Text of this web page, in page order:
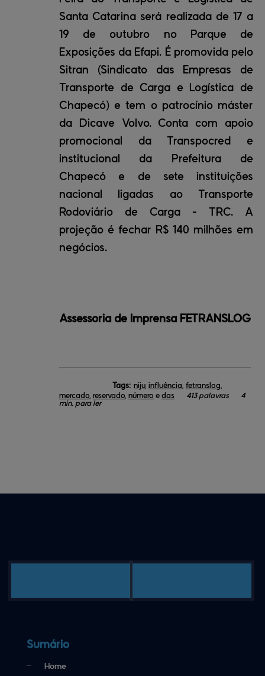
Santa Catarina será realizada de 17 a
19 de outubro no Parque de
Exposições da Efapi. É promovida pelo
Sitran (Sindicato das Empresas de
Transporte de Carga e Logística de
Chapecó) e tem o patrocínio máster
da Dicave Volvo. Conta com apoio
promocional da Transpocred e
institucional da Prefeitura de
Chapecó e de sete instituições
nacional ligadas ao Transporte
Rodoviário de Carga - TRC. A
projeção é fechar R$ 140 milhões em
negócios.
Assessoria de Imprensa FETRANSLOG
Tags: niju, influência fetranslog
mercado, reservado, número e das 413 palavras
4
min. para ler
Sumário
Home